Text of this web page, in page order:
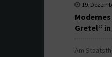
19.
Gretel“
Am